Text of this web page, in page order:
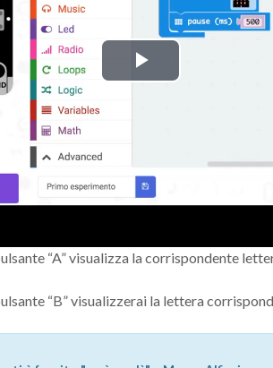
P
y
V
“A” visualizza la corrispondente
“B” visualizzerai la lettera